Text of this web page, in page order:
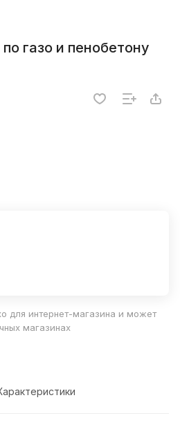
газо и пенобетону
для интернет-магазина и может
магазинах